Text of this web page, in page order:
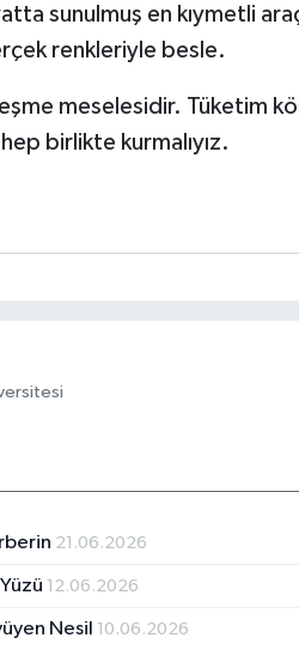
sunulmuş en kıymetli
renkleriyle besle.
meselesidir. Tüketim
birlikte kurmalıyız.
21.06.2026
12.06.2026
Nesil 10.06.2026